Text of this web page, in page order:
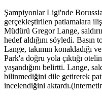
Şampiyonlar Ligi'nde
gerçekleştirilen patlamalara
Müdürü Gregor Lange,
hedef aldığını söyledi. Basın
Lange, takımın konakladığı
Park'a doğru yola çıktığı
yaşandığını belirtti. Lange,
bilinmediğini dile getirerek
incelendiğini